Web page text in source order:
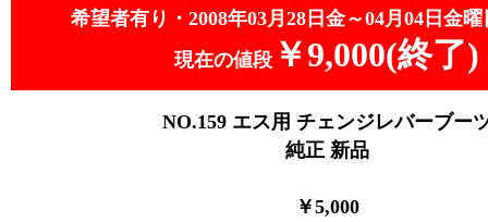
希望者有り・2008年03月28日金～04月04日金曜
現在の値段 ￥9,000(終了)
NO.159エス用 チェンジレバーブー
純正 新品
￥5,000